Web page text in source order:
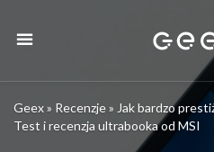
Geex» Recenzje» Jak bardzo
Test i recenzja ultrabooka od MSI